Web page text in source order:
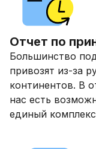
Отчет по
Большинство
привозят из-за
континентов. В
нас есть
единый